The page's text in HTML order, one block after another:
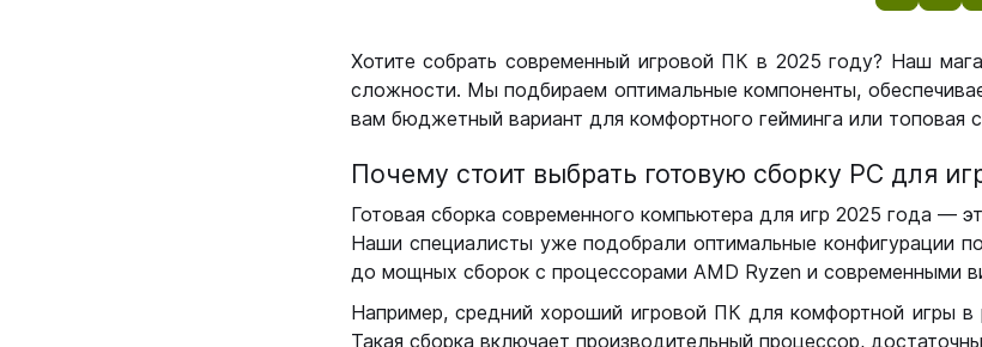
Хотите собрать современный игровой ПК в 2025 году? Наш
сложности. Мы подбираем оптимальные компоненты,
вам бюджетный вариант для комфортного гейминга или
Почему стоит выбрать готовую сборку РС для
Готовая сборка современного компьютера для игр 2025 года —
Наши специалисты уже подобрали оптимальные конфигурации
до мощных сборок с процессорами AMD Ryzen и современными
Например, средний хороший игровой ПК для комфортной игры в
Такая сборка включает производительный процессор,